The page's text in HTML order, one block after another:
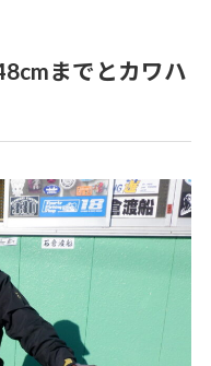
までとカワハ